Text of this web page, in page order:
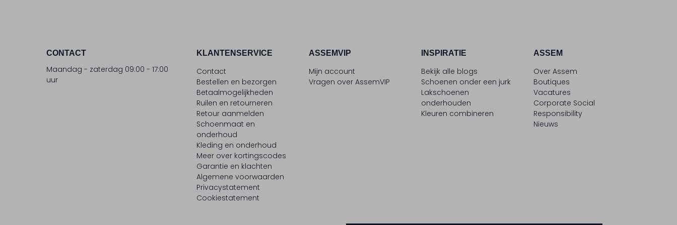
CONTACT
Maandag - zaterdag 09:00 - 17:00
uur
KLANTENSERVICE
Contact
Bestellen en bezorgen
Betaalmogelijkheden
Ruilen en retourneren
Retour aanmelden
Schoenmaat en
onderhoud
Kleding en onderhoud
Meer over kortingscodes
Garantie en klachten
Algemene voorwaarden
Privacystatement
Cookiestatement
ASSEMVIP
Mijn account
Vragen over AssemVIP
INSPIRATIE
Bekijk alle blogs
Schoenen onder een jurk
Lakschoenen
onderhouden
Kleuren combineren
ASSEM
Over Assem
Boutiques
Vacatures
Corporate Social
Responsibility
Nieuws